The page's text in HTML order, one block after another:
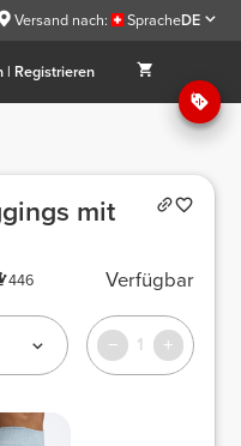
Versand nach: SpracheDE
| Registrieren
mit
446 Verfügbar
1